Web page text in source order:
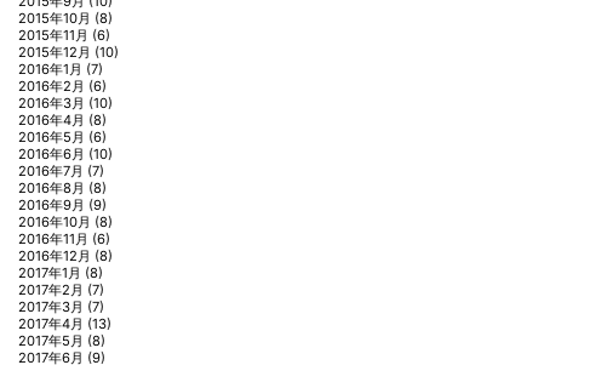
2015年10月 (8)
2015年11月 (6)
2015年12月 (10)
2016年1月 (7)
2016年2月 (6)
2016年3月 (10)
2016年4月 (8)
2016年5月 (6)
2016年6月 (10)
2016年7月 (7)
2016年8月 (8)
2016年9月 (9)
2016年10月 (8)
2016年11月 (6)
2016年12月 (8)
2017年1月 (8)
2017年2月 (7)
2017年3月 (7)
2017年4月 (13)
2017年5月 (8)
2017年6月 (9)